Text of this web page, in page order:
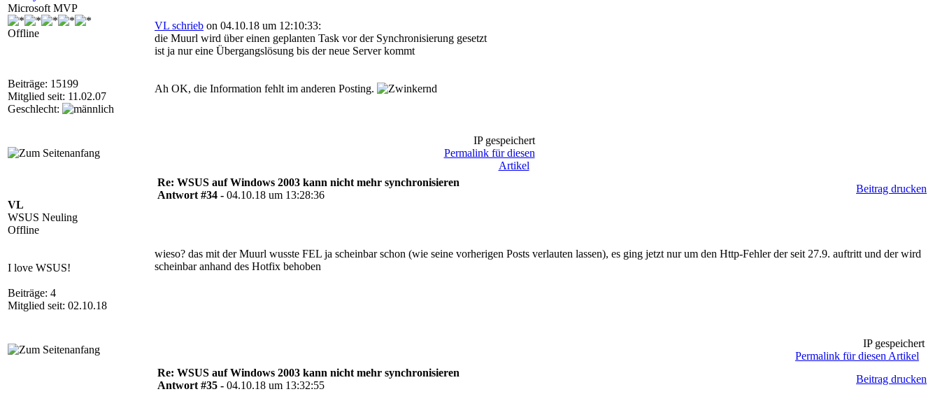
Microsoft MVP
Offline
Beiträge: 15199
Mitglied seit: 11.02.07
Geschlecht:
VL schrieb on 04.10.18 um 12:10:33:
die Muurl wird über einen geplanten Task vor der Synchronisierung gesetzt
ist ja nur eine Übergangslösung bis der neue Server kommt
Ah OK, die Information fehlt im anderen Posting.
IP gespeichert
Permalink für diesen
Artikel
VL
WSUS Neuling
Offline
I love WSUS!
Beiträge: 4
Mitglied seit: 02.10.18
Re: WSUS auf Windows 2003 kann nicht mehr synchronisieren
Antwort #34 - 04.10.18 um 13:28:36
Beitrag drucken
wieso? das mit der Muurl wusste FEL ja scheinbar schon (wie seine vorherigen Posts verlauten lassen), es ging jetzt nur um den Http-Fehler der seit 27.9. auftritt und der wird
scheinbar anhand des Hotfix behoben
IP gespeichert
Permalink für diesen Artikel
Re: WSUS auf Windows 2003 kann nicht mehr synchronisieren
Antwort #35 - 04.10.18 um 13:32:55
Beitrag drucken